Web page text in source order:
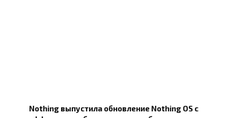
Nothing выпустила обновление Nothing OS с